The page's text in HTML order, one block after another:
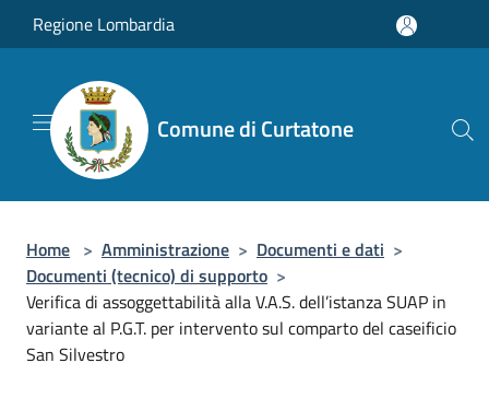
Salta al contenuto principale
Regione Lombardia
Comune di Curtatone
Home > Amministrazione > Documenti e dati >
Documenti (tecnico) di supporto >
Verifica di assoggettabilità alla V.A.S. dell’istanza SUAP in
variante al P.G.T. per intervento sul comparto del caseificio
San Silvestro